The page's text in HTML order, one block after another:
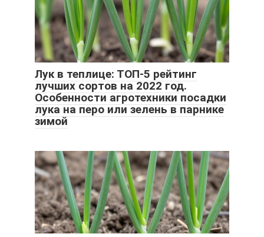
Лук в теплице: ТОП-5 рейтинг
лучших сортов на 2022 год.
Особенности агротехники посадки
лука на перо или зелень в парнике
зимой